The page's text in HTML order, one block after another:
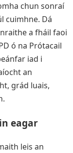
chun sonraí
cuimhne. Dá
a fháil faoi
ó na Prótacail
iad i
an
grád luais,
eagar
leis an